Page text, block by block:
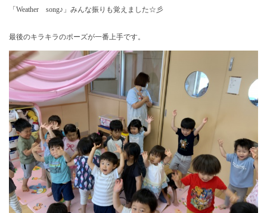
「Weather song♪」みんな振りも覚えました☆彡
最後のキラキラのポーズが一番上手です。